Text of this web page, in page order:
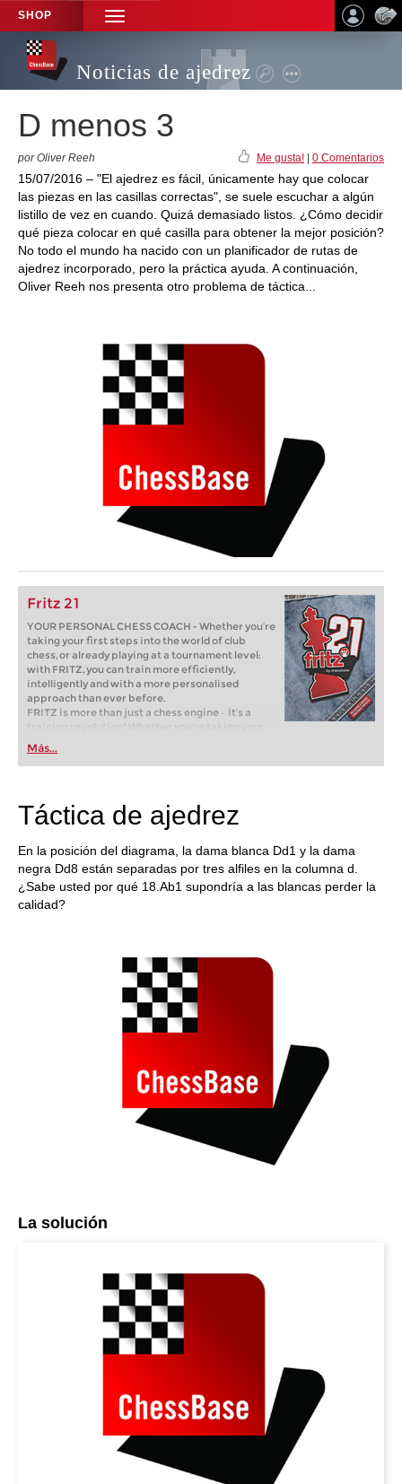
SHOP
TOGGLE
NAVIGATION
Noticias de ajedrez
D menos 3
por Oliver Reeh Me gusta! 0 Comentarios
15/07/2016 – "El ajedrez es fácil, únicamente hay que colocar
las piezas en las casillas correctas", se suele escuchar a algún
listillo de vez en cuando. Quizá demasiado listos. ¿Cómo decidir
qué pieza colocar en qué casilla para obtener la mejor posición?
No todo el mundo ha nacido con un planificador de rutas de
ajedrez incorporado, pero la práctica ayuda. A continuación,
Oliver Reeh nos presenta otro problema de táctica...
Fritz 21
YOUR PERSONAL CHESS COACH - Whether you’re
taking your first steps into the world of club
chess, or already playing at a tournament level:
with FRITZ, you can train more efficiently,
intelligently and with a more personalised
approach than ever before.
FRITZ is more than just a chess engine – it’s a
training revolution! Whether you’re taking your
first steps into the world of club chess, or already
playing at a tournament level: with FRITZ, you can
train more efficiently, intelligently and with a
Más...
Táctica de ajedrez
En la posición del diagrama, la dama blanca Dd1 y la dama
negra Dd8 están separadas por tres alfiles en la columna d.
¿Sabe usted por qué 18.Ab1 supondría a las blancas perder la
calidad?
La solución